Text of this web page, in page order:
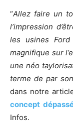
“Allez faire un
l’impression
les usines
magnifique sur
une néo
terme de par
dans notre
concept
Infos.